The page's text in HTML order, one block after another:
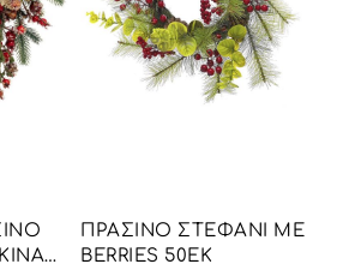
ΠΡΑΣΙΝΟ ΣΤΕΦΑΝΙ ΜΕ
BERRIES 50ΕΚ